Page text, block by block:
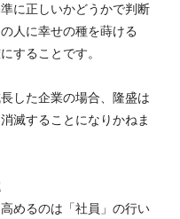
に正しいかどうかで判断
人に幸せの種を蒔ける
することです。
した企業の場合、隆盛は
滅することになりかねま
めるのは「社員」の行い